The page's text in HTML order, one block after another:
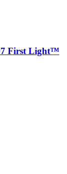
First Light™